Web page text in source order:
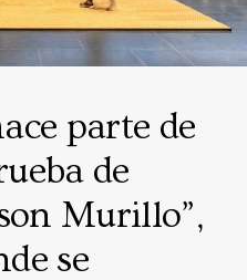
parte de
de
Murillo”,
se